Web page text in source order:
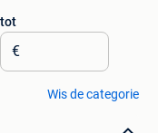
tot
€
Wis de categorie